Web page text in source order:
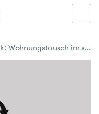
Lübeck: Wohnungstausch im schönen Sankt Gertrud